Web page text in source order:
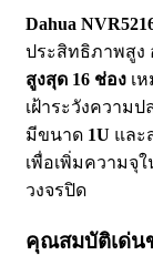
Dahua
ประสิทธิภาพสูง
สูงสุด 16 ช่อง เ
เฝ้าระวังความ
มีขนาด 1U และ
เพื่อเพิ่มความจุ
วงจรปิด
คุณสมบัติเด่น